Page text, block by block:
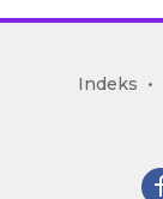
mediakoran.com
Indeks